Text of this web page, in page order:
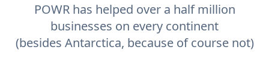
POWR has helped over a half million
businesses on every continent
(besides Antarctica, because of course not)